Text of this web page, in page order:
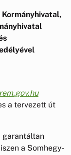
a tervezett út
garantáltan
a Somhegy-